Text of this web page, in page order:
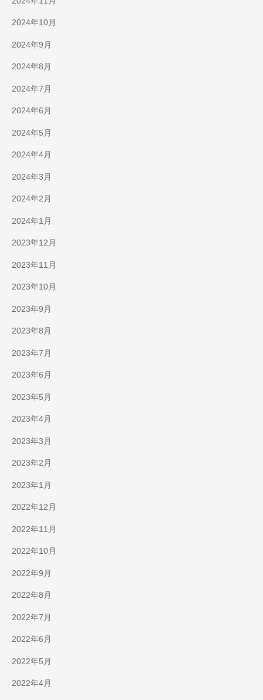
2024年10月
2024年9月
2024年8月
2024年7月
2024年6月
2024年5月
2024年4月
2024年3月
2024年2月
2024年1月
2023年12月
2023年11月
2023年10月
2023年9月
2023年8月
2023年7月
2023年6月
2023年5月
2023年4月
2023年3月
2023年2月
2023年1月
2022年12月
2022年11月
2022年10月
2022年9月
2022年8月
2022年7月
2022年6月
2022年5月
2022年4月